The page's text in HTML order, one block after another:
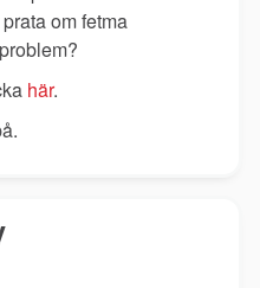
om fetma
här.